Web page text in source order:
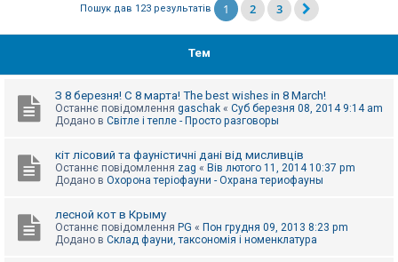
я
е
и
з
Пошук дав 123 результатів 1 2 3
Тем
З 8 березня! С 8 марта! The best wishes in 8 March!
Останнє повідомлення gaschak « Суб березня 08, 2014 9:14 am
Додано в Світле і тепле - Просто разговоры
кіт лісовий та фауністичні дані від мисливців
Останнє повідомлення zag « Вів лютого 11, 2014 10:37 pm
Додано в Охорона теріофауни - Охрана териофауны
лесной кот в Крыму
Останнє повідомлення PG « Пон грудня 09, 2013 8:23 pm
Додано в Склад фауни, таксономія і номенклатура